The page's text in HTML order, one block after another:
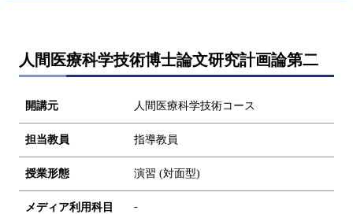
人間医療科学技術博士論文研究計画論第二
開講元 人間医療科学技術コース
担当教員 指導教員
授業形態 演習 (対面型)
メディア利用科目 -